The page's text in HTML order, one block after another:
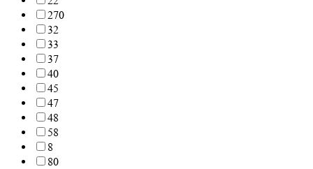
270
32
33
37
40
45
47
48
58
8
80